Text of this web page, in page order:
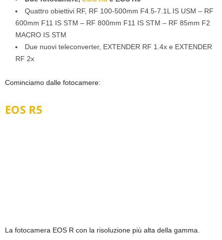
Quattro obiettivi RF, RF 100-500mm F4.5-7.1L IS USM – RF
600mm F11 IS STM – RF 800mm F11 IS STM – RF 85mm F2
MACRO IS STM
Due nuovi teleconverter, EXTENDER RF 1.4x e EXTENDER
RF 2x
Cominciamo dalle fotocamere:
EOS R5
La fotocamera EOS R con la risoluzione più alta della gamma.